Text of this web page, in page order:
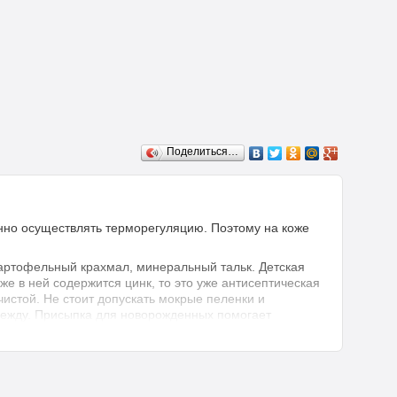
Поделиться…
осуществлять терморегуляцию. Поэтому на коже
крахмал, минеральный тальк. Детская
в ней содержится цинк, то это уже антисептическая
Не стоит допускать мокрые пеленки и
Присыпка для новорожденных помогает
(возможно появление сыпи).
ватный диск, а затем равномерно распределяется